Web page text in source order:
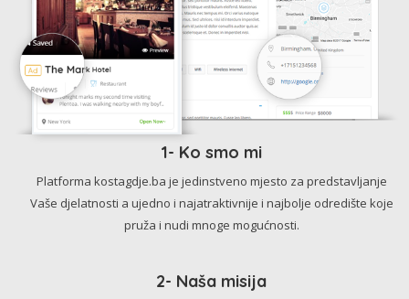
1- Ko smo mi
Platforma kostagdje.ba je jedinstveno mjesto za predstavljanje
Vaše djelatnosti a ujedno i najatraktivnije i najbolje odredište koje
pruža i nudi mnoge mogućnosti.
2- Naša misija